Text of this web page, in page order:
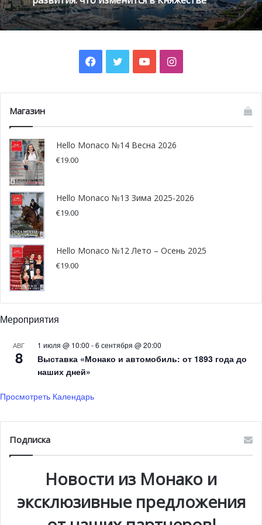
Фотосессия для журнала HelloMonaco весна-лето 2020
Можете ли вы себе представить, что 13 марта, в
фотосессия для весеннего номера нашего журнала, весь
персонал обслуживал гостей уже в масках и перчатках? И
Facebook
TwitterYouTubeInstagram
Магазин
Hello Monaco №14 Весна 2026
€19.00
Hello Monaco №13 Зима 2025-2026
€19.00
Hello Monaco №12 Лето – Осень 2025
€19.00
Мероприятия
АВГ
8
1 июля @ 10:00 -6 сентября @ 20:00
Выставка «Монако и автомобиль: от 1893 года до
наших дней»
Просмотреть Календарь
Подписка
Новости из Монако и
эксклюзивные предложения